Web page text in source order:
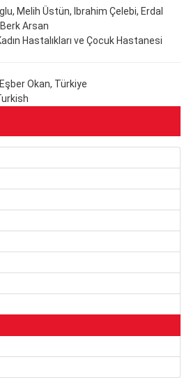
Melih Üstün, Ibrahim Çelebi, Erdal
Arsan
Hastalıkları ve Çocuk Hastanesi
Eşber Okan, Türkiye